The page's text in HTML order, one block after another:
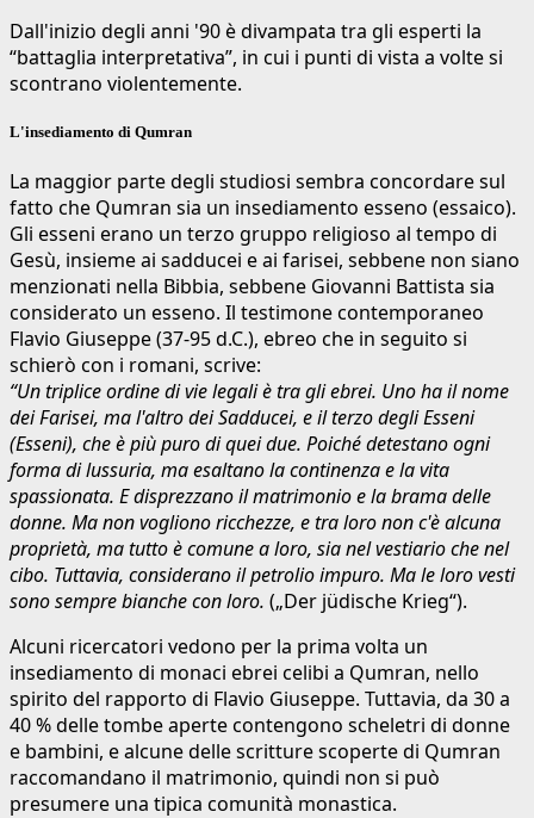
Dall'inizio degli anni '90 è divampata tra gli esperti la
“battaglia interpretativa”, in cui i punti di vista a volte si
scontrano violentemente.
L'insediamento di Qumran
La maggior parte degli studiosi sembra concordare sul
fatto che Qumran sia un insediamento esseno (essaico).
Gli esseni erano un terzo gruppo religioso al tempo di
Gesù, insieme ai sadducei e ai farisei, sebbene non siano
menzionati nella Bibbia, sebbene Giovanni Battista sia
considerato un esseno. Il testimone contemporaneo
Flavio Giuseppe (37-95 d.C.), ebreo che in seguito si
schierò con i romani, scrive:
“Un triplice ordine di vie legali è tra gli ebrei. Uno ha il nome
dei Farisei, ma l'altro dei Sadducei, e il terzo degli Esseni
(Esseni), che è più puro di quei due. Poiché detestano ogni
forma di lussuria, ma esaltano la continenza e la vita
spassionata. E disprezzano il matrimonio e la brama delle
donne. Ma non vogliono ricchezze, e tra loro non c'è alcuna
proprietà, ma tutto è comune a loro, sia nel vestiario che nel
cibo. Tuttavia, considerano il petrolio impuro. Ma le loro vesti
sono sempre bianche con loro. („Der jüdische Krieg“).
Alcuni ricercatori vedono per la prima volta un
insediamento di monaci ebrei celibi a Qumran, nello
spirito del rapporto di Flavio Giuseppe. Tuttavia, da 30 a
40 % delle tombe aperte contengono scheletri di donne
e bambini, e alcune delle scritture scoperte di Qumran
raccomandano il matrimonio, quindi non si può
presumere una tipica comunità monastica.